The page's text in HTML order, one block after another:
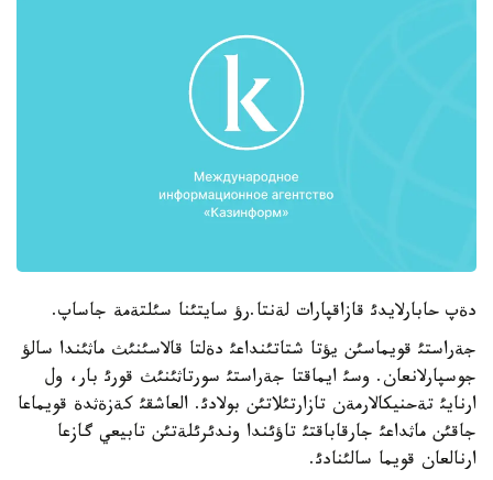
دةپ حابارلايدئ قازاقپارات لةنتا.رؤ سايتئنا سئلتةمة جاساپ.
جةراستئ قويماسئن يؤتا شتاتئنداعئ دةلتا قالاسئنئث ماثئندا سالؤ
جوسپارلانعان. وسئ ايماقتا جةراستئ سورتاثئنئث قورئ بار، ول
ارنايئ تةحنيكالارمةن تازارتئلاتئن بولادئ. العاشقئ كةزةثدة قويماعا
جاقئن ماثداعئ جارقاباقتئ تاؤئندا وندئرئلةتئن تابيعي گازعا
ارنالعان قويما سالئنادئ.